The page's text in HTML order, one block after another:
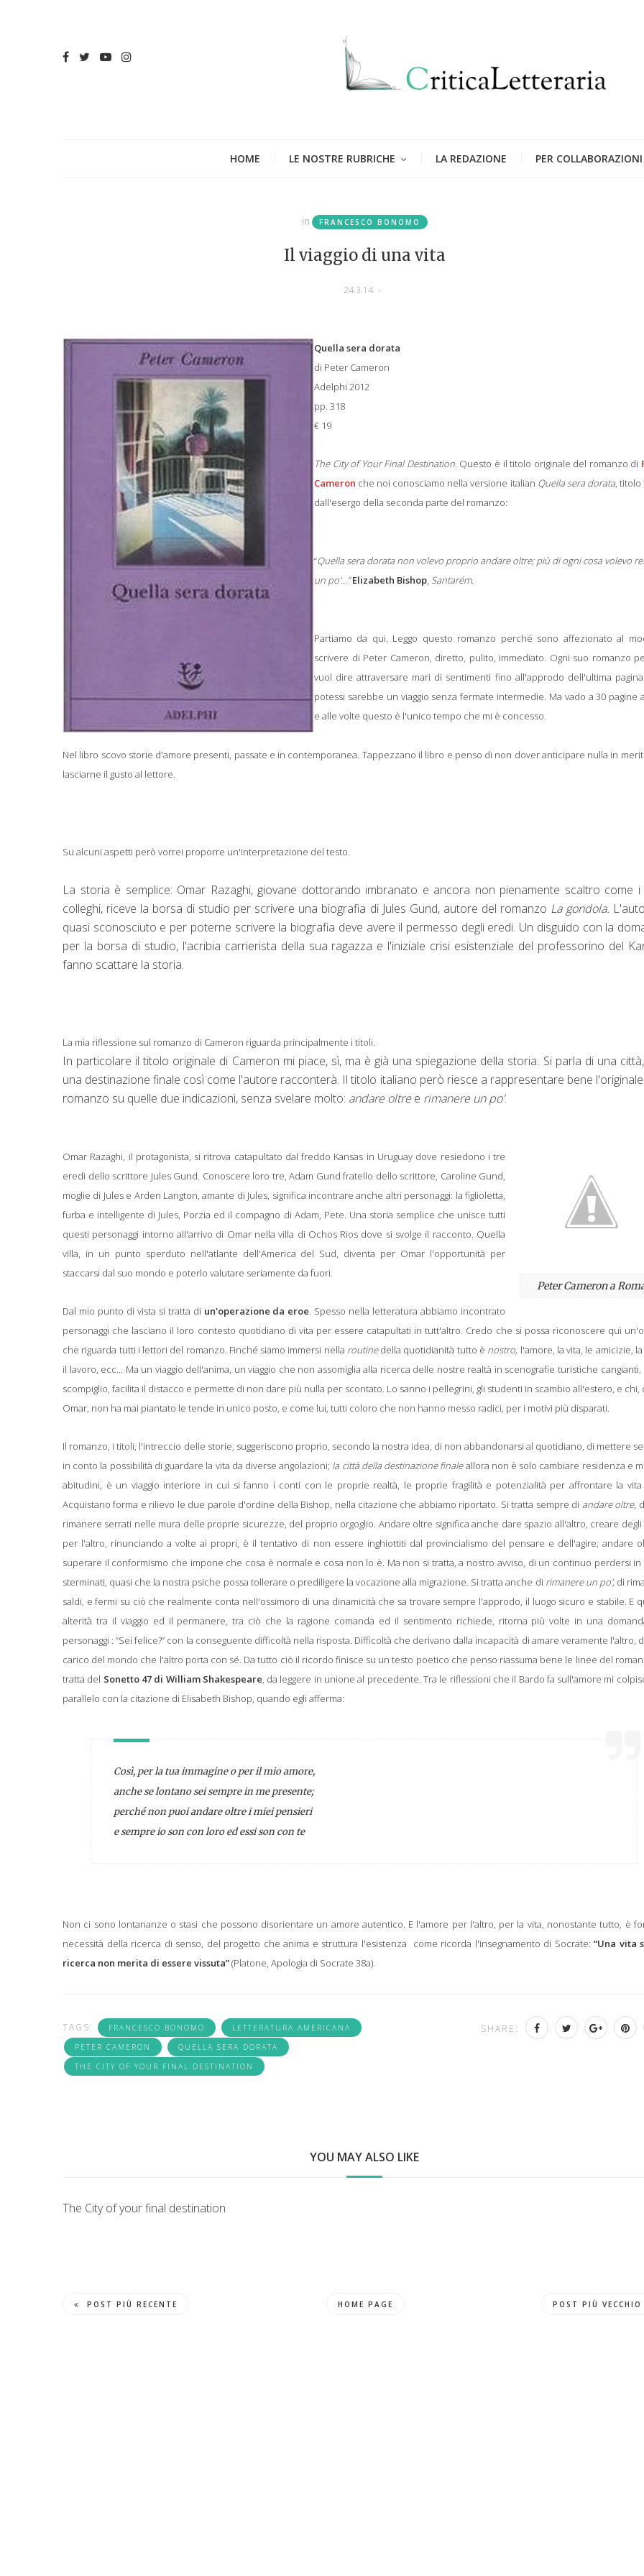
HOME LE NOSTRE RUBRICHE LA REDAZIONE PER COLLABORAZIONI
in FRANCESCO BONOMO
Il viaggio di una vita
24.3.14 -
Quella sera dorata
di Peter Cameron
Adelphi 2012
pp. 318
€ 19
The City of Your Final Destination. Questo è il titolo originale del romanzo di
Cameron che noi conosciamo nella versione italian Quella sera dorata, titolo
dall'esergo della seconda parte del romanzo:
“Quella sera dorata non volevo proprio andare oltre; più di ogni cosa volevo
un po'...” Elizabeth Bishop Santarém.
Partiamo da qui. Leggo questo romanzo perché sono affezionato al
scrivere di Peter Cameron, diretto, pulito, immediato. Ogni suo romanzo
vuol dire attraversare mari di sentimenti fino all'approdo dell'ultima
potessi sarebbe un viaggio senza fermate intermedie. Ma vado a 30 pagine
e alle volte questo è l'unico tempo che mi è concesso.
Nel libro scovo storie d'amore presenti, passate e in contemporanea. Tappezzano il libro e penso di non dover anticipare nulla in
lasciarne il gusto al lettore.
Su alcuni aspetti però vorrei proporre un'interpretazione del testo.
La storia è semplice: Omar Razaghi, giovane dottorando imbranato e ancora non pienamente scaltro come i
colleghi, riceve la borsa di studio per scrivere una biografia di Jules Gund, autore del romanzo La gondola.
quasi sconosciuto e per poterne scrivere la biografia deve avere il permesso degli eredi. Un disguido con la
per la borsa di studio, l'acribia carrierista della sua ragazza e l'iniziale crisi esistenziale del professorino del
fanno scattare la storia.
La mia riflessione sul romanzo di Cameron riguarda principalmente i titoli.
In particolare il titolo originale di Cameron mi piace, sì, ma è già una spiegazione della storia. Si parla di una
una destinazione finale così come l'autore racconterà. Il titolo italiano però riesce a rappresentare bene
romanzo su quelle due indicazioni, senza svelare molto: andare oltree rimanere un po'.
Peter Cameron a
Omar Razaghi, il protagonista, si ritrova catapultato dal freddo Kansas in Uruguay dove resiedono i tre
eredi dello scrittore Jules Gund. Conoscere loro tre, Adam Gund fratello dello scrittore, Caroline Gund,
moglie di Jules e Arden Langton, amante di Jules, significa incontrare anche altri personaggi: la figlioletta,
furba e intelligente di Jules, Porzia ed il compagno di Adam, Pete. Una storia semplice che unisce tutti
questi personaggi intorno all'arrivo di Omar nella villa di Ochos Rios dove si svolge il racconto. Quella
villa, in un punto sperduto nell'atlante dell'America del Sud, diventa per Omar l'opportunità per
staccarsi dal suo mondo e poterlo valutare seriamente da fuori.
Dal mio punto di vista si tratta di un'operazione da eroe . Spesso nella letteratura abbiamo incontrato
personaggi che lasciano il loro contesto quotidiano di vita per essere catapultati in tutt'altro. Credo che si possa riconoscere qui
che riguarda tutti i lettori del romanzo. Finché siamo immersi nella routinedella quotidianità tutto è nostro, l'amore, la vita, le amicizie, la
il lavoro, ecc... Ma un viaggio dell'anima, un viaggio che non assomiglia alla ricerca delle nostre realtà in scenografie turistiche cangianti,
scompiglio, facilita il distacco e permette di non dare più nulla per scontato. Lo sanno i pellegrini, gli studenti in scambio all'estero, e chi,
Omar, non ha mai piantato le tende in unico posto, e come lui, tutti coloro che non hanno messo radici, per i motivi più disparati.
Il romanzo, i titoli, l'intreccio delle storie, suggeriscono proprio, secondo la nostra idea, di non abbandonarsi al quotidiano, di mettere
in conto la possibilità di guardare la vita da diverse angolazioni; la città della destinazione finaleallora non è solo cambiare residenza e
abitudini, è un viaggio interiore in cui si fanno i conti con le proprie realtà, le proprie fragilità e potenzialità per affrontare la vita
Acquistano forma e rilievo le due parole d'ordine della Bishop, nella citazione che abbiamo riportato. Si tratta sempre di andare oltre,
rimanere serrati nelle mura delle proprie sicurezze, del proprio orgoglio. Andare oltre significa anche dare spazio all'altro, creare degli
per l'altro, rinunciando a volte ai propri, è il tentativo di non essere inghiottiti dal provincialismo del pensare e dell'agire; andare
superare il conformismo che impone che cosa è normale e cosa non lo è. Ma non si tratta, a nostro avviso, di un continuo perdersi in
sterminati, quasi che la nostra psiche possa tollerare o prediligere la vocazione alla migrazione. Si tratta anche di rimanere un po', di
saldi, e fermi su ciò che realmente conta nell'ossimoro di una dinamicità che sa trovare sempre l'approdo, il luogo sicuro e stabile. E
alterità tra il viaggio ed il permanere, tra ciò che la ragione comanda ed il sentimento richiede, ritorna più volte in una
personaggi : “Sei felice?” con la conseguente difficoltà nella risposta. Difficoltà che derivano dalla incapacità di amare veramente l'altro,
carico del mondo che l'altro porta con sé. Da tutto ciò il ricordo finisce su un testo poetico che penso riassuma bene le linee del
tratta del Sonetto 47 di William Shakespeare , da leggere in unione al precedente. Tra le riflessioni che il Bardo fa sull'amore mi
parallelo con la citazione di Elisabeth Bishop, quando egli afferma:
Così, per la tua immagine o per il mio amore,
anche se lontano sei sempre in me presente;
perché non puoi andare oltre i miei pensieri
e sempre io son con loro ed essi son con te
Non ci sono lontananze o stasi che possono disorientare un amore autentico. E l'amore per l'altro, per la vita, nonostante tutto, è
necessità della ricerca di senso, del progetto che anima e struttura l'esistenza come ricorda l'insegnamento di Socrate:“Una vita
ricerca non merita di essere vissuta”(Platone, Apologia di Socrate 38a).
TAGS: FRANCESCO BONOMO
LETTERATURA AMERICANA
PETER CAMERON
QUELLA SERA DORATA
THE CITY OF YOUR FINAL DESTINATION
SHARE:
YOU MAY ALSO LIKE
The City of your final destination
POST PIÙ RECENTE HOME PAGE POST PIÙ VECCHIO